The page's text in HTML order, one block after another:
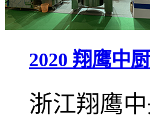
2020 翔鹰中
浙江翔鹰